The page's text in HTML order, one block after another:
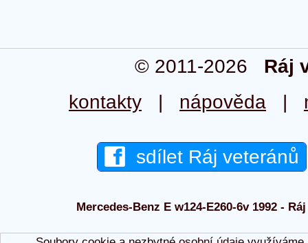
© 2011-2026 Ráj
kontakty | nápověda |
sdílet Ráj veteránů
Mercedes-Benz E w124-E260-6v 1992 -